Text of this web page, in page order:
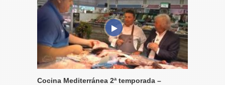
Cocina Mediterránea 2ª temporada –